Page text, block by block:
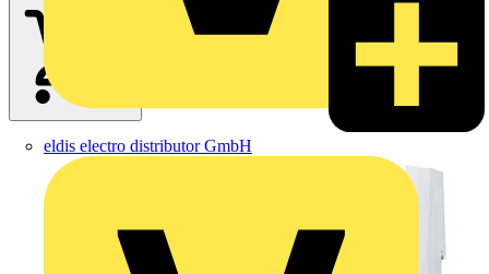
eldis electro distributor GmbH